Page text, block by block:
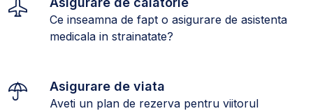
Ce inseamna de fapt o asigurare de asistenta
medicala in strainatate?
Asigurare de viata
Aveti un plan de rezerva pentru viitorul